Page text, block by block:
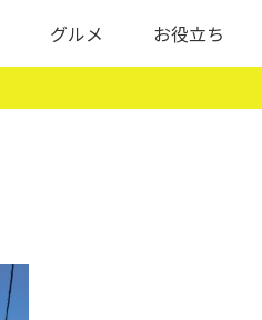
グルメ お役立ち